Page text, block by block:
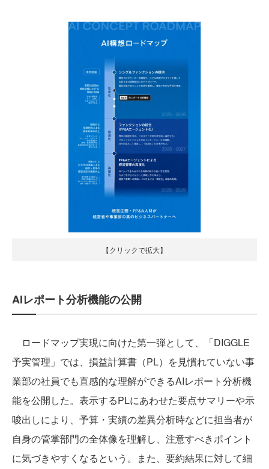
【クリックで拡大】
AIレポート分析機能の公開
ロードマップ実現に向けた第一弾として、「DIGGLE
予実管理」では、損益計算書（PL）を見慣れていない事
業部の社員でも直感的な理解ができるAIレポート分析機
能を公開した。表示するPLにあわせた要点サマリーや示
唆出しにより、予算・実績の差異分析時などに担当者が
自身の管掌部門の全体像を理解し、注意すべきポイント
に気づきやすくなるという。また、要約結果に対して細